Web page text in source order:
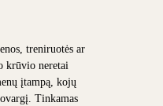
treniruotės ar
krūvio neretai
įtampą, kojų
Tinkamas